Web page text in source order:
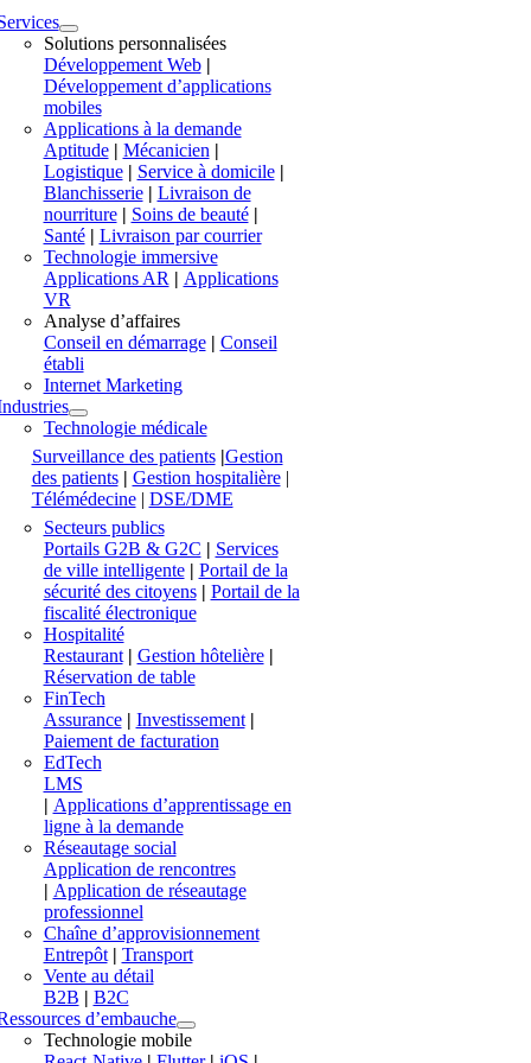
Solutions personnalisées
Développement Web|
Développement d’applications
mobiles
Applications à la demande
Aptitude| Mécanicien|
Logistique| Service à domicile|
Blanchisserie | Livraison de
nourriture | Soins de beauté |
Santé | Livraison par courrier
Technologie immersive
Applications AR| Applications
VR
Analyse d’affaires
Conseil en démarrage| Conseil
établi
Internet Marketing
Technologie médicale
Surveillance des patients |Gestion
des patients| Gestion hospitalière|
Télémédecine| DSE/DME
Secteurs publics
Portails G2B & G2C | Services
de ville intelligente| Portail de la
sécurité des citoyens| Portail de la
fiscalité électronique
Hospitalité
Restaurant| Gestion hôtelière|
Réservation de table
FinTech
Assurance| Investissement|
Paiement de facturation
EdTech
LMS
| Applications d’apprentissage en
ligne à la demande
Réseautage social
Application de rencontres
| Application de réseautage
professionnel
Chaîne d’approvisionnement
Entrepôt| Transport
Vente au détail
B2B | B2C
d’embauche
Technologie mobile